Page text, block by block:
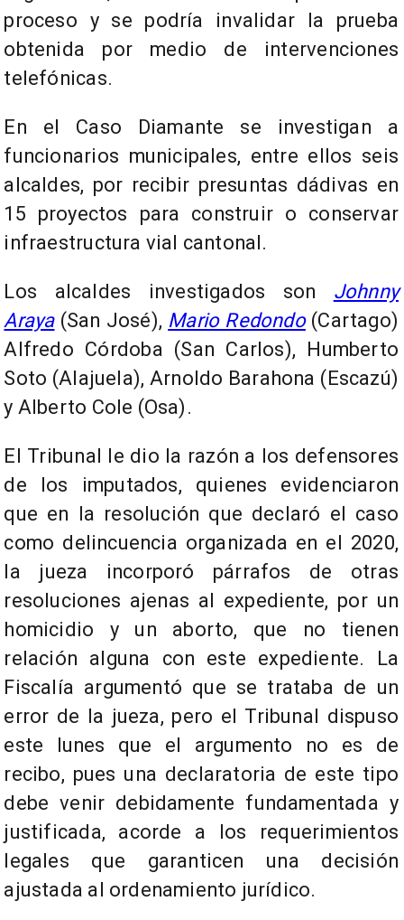
proceso y se podría invalidar la prueba
obtenida por medio de intervenciones
telefónicas.
En el Caso Diamante se investigan a
funcionarios municipales, entre ellos seis
alcaldes, por recibir presuntas dádivas en
15 proyectos para construir o conservar
infraestructura vial cantonal.
Los alcaldes investigados son Johnny
Araya(San José), Mario Redondo(Cartago)
Alfredo Córdoba (San Carlos), Humberto
Soto (Alajuela), Arnoldo Barahona (Escazú)
y Alberto Cole (Osa).
El Tribunal le dio la razón a los defensores
de los imputados, quienes evidenciaron
que en la resolución que declaró el caso
como delincuencia organizada en el 2020,
la jueza incorporó párrafos de otras
resoluciones ajenas al expediente, por un
homicidio y un aborto, que no tienen
relación alguna con este expediente. La
Fiscalía argumentó que se trataba de un
error de la jueza, pero el Tribunal dispuso
este lunes que el argumento no es de
recibo, pues una declaratoria de este tipo
debe venir debidamente fundamentada y
justificada, acorde a los requerimientos
legales que garanticen una decisión
ajustada al ordenamiento jurídico.